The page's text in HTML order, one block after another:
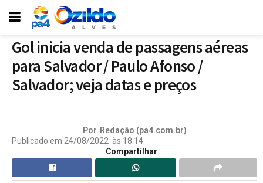
Gol inicia venda de passagens aéreas
para Salvador / Paulo Afonso /
Salvador; veja datas e preços
Por Redação (pa4.com.br)
Publicado em 24/08/2022 às 18:14
Compartilhar